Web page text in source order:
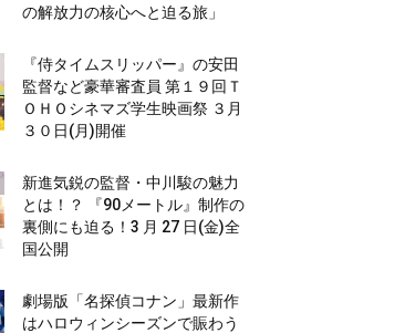
の解放力の核心へと迫る旅」
『侍タイムスリッパー』の安田
監督など豪華審査員 第１９回Ｔ
ＯＨＯシネマズ学生映画祭 ３月
３０日(月)開催
新進気鋭の監督・中川駿の魅力
とは！？ 『90メートル』制作の
裏側にも迫る！3 月 27 日(金)全
国公開
劇場版「名探偵コナン」最新作
はハロウィンシーズンで賑わう